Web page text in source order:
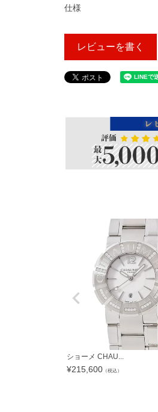
仕様
レビューを書く
ショーメ CHAU...
¥215,600 （税込）